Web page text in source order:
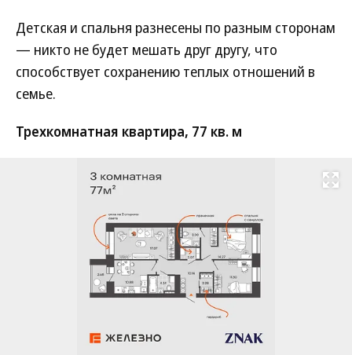
Детская и спальня разнесены по разным сторонам
— никто не будет мешать друг другу, что
способствует сохранению теплых отношений в
семье.
Трехкомнатная квартира, 77 кв. м
Развернуть